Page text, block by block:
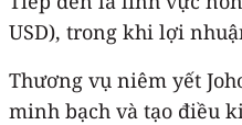
USD), trong khi lợi
Thương vụ niêm yết
minh bạch và tạo điều